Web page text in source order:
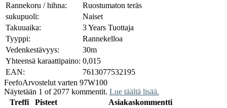
Rannekoru / hihna:
Ruostumaton teräs
sukupuoli:
Naiset
Takuuaika:
3 Years Tuottaja
Tyyppi:
Rannekelloa
Vedenkestävyys:
30m
Yhteensä karaattipaino: 0,015
EAN:
7613077532195
FeefoArvostelut varten 97W100
Näytetään 1 of 2077 kommentit. Lue täältä lisää.
Treffi
Pisteet Asiakaskommentti